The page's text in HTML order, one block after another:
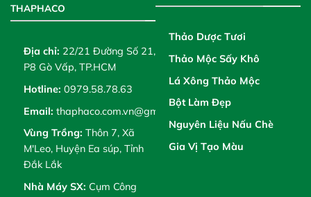
THAPHACO
Địa chỉ: 22/21 Đường Số 21,
P8 Gò Vấp, TP.HCM
Hotline: 0979.58.78.63
Email: thaphaco.com.vn@gmail.com
Vùng Trồng: Thôn 7, Xã
M'Leo, Huyện Ea súp, Tỉnh
Đắk Lắk
Nhà Máy SX: Cụm Công
Thảo Dược Tươi
Thảo Mộc Sấy Khô
Lá Xông Thảo Mộc
Bột Làm Đẹp
Nguyên Liệu Nấu Chè
Gia Vị Tạo Màu